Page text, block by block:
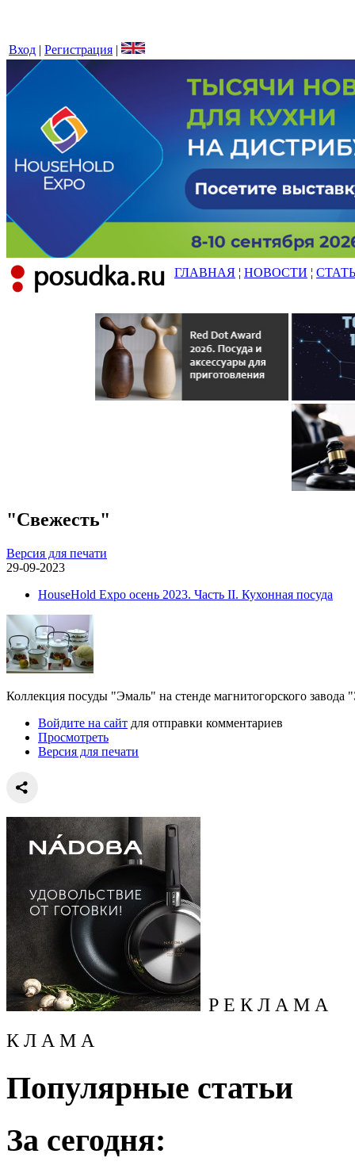
Вход | Регистрация |
ГЛАВНАЯ ¦ НОВОСТИ ¦
"Свежесть"
Версия для печати
29-09-2023
HouseHold Expo осень 2023. Часть II. Кухонная посуда
Коллекция посуды "Эмаль" на стенде магнитогорского завода
Войдите на сайт для отправки комментариев
Просмотреть
Версия для печати
Р Е К Л А М А
К Л А М А
Популярные статьи
За сегодня: